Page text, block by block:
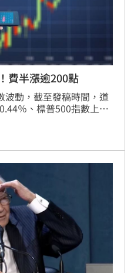
費半漲逾200點
波動，截至發稿時間，道
％、標普500指數上漲
點或3.08％。